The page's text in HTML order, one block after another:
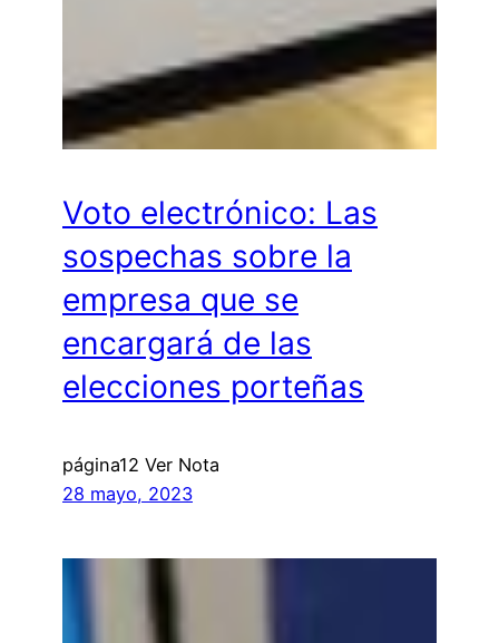
Voto electrónico: Las
sospechas sobre la
empresa que se
encargará de las
elecciones porteñas
página12 Ver Nota
28 mayo, 2023